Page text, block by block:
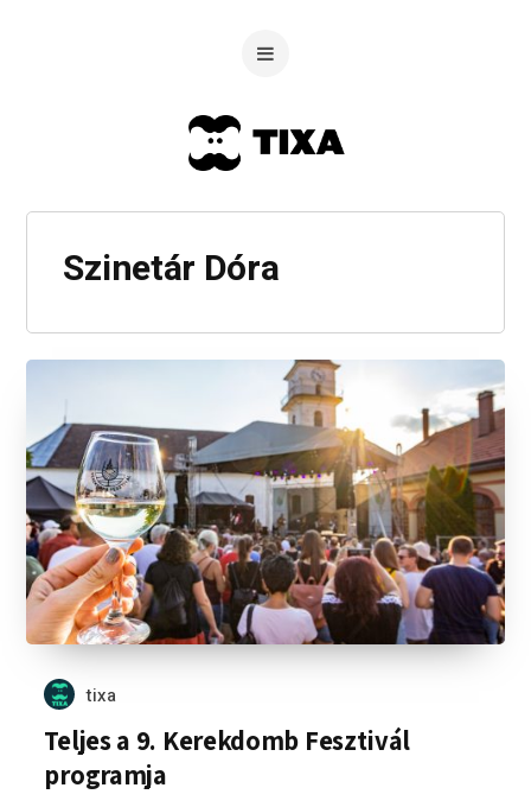
Szinetár Dóra
tixa
Teljes a 9. Kerekdomb Fesztivál
programja